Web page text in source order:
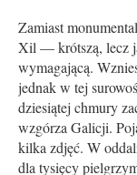
Zamiast
Xil — krótszą, lecz
wymagającą.
jednak w tej
dziesiątej chmury
wzgórza Galicji.
kilka zdjęć. W
dla tysięcy